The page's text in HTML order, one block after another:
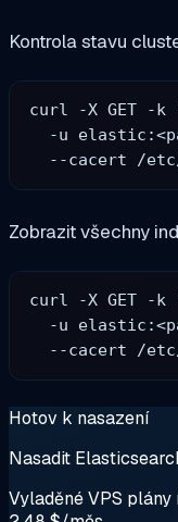
Kontrola stavu
curl -X GET -
-u
Zobrazit všechny
curl -X GET -
-u
Hotov k nasazení
Nasadit
Vyladěné VPS plány